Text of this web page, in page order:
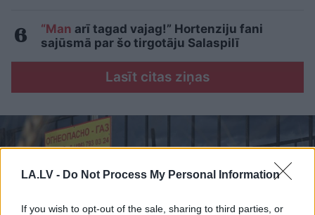
LA.LV - Do Not Process My Personal Information
If you wish to opt-out of the sale, sharing to third parties, or
“Man arī tagad vajag!” Hortenziju fani
sajūsmā par šo tirgotāju Salaspilī
Lasīt citas ziņas